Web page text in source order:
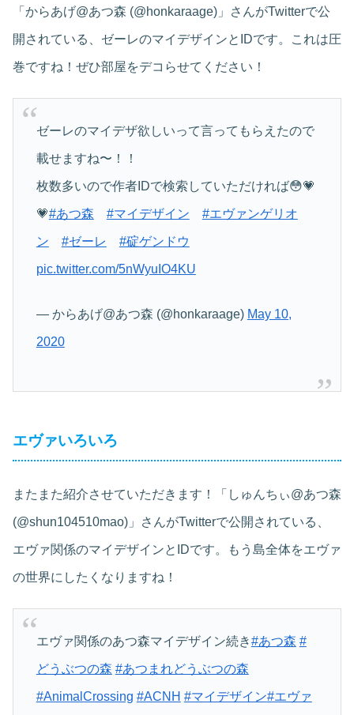
「からあげ@あつ森 (@honkaraage)」さんがTwitterで公
開されている、ゼーレのマイデザインとIDです。これは圧
巻ですね！ぜひ部屋をデコらせてください！
ゼーレのマイデザ欲しいって言ってもらえたので
載せますね〜！！
枚数多いので作者IDで検索していただければ😳💗
💗#あつ森 #マイデザイン #エヴァンゲリオ
ン #ゼーレ #碇ゲンドウ
pic.twitter.com/5nWyuIO4KU
— からあげ@あつ森 (@honkaraage) May 10,
2020
エヴァいろいろ
またまた紹介させていただきます！「しゅんちぃ@あつ森
(@shun104510mao)」さんがTwitterで公開されている、
エヴァ関係のマイデザインとIDです。もう島全体をエヴァ
の世界にしたくなりますね！
エヴァ関係のあつ森マイデザイン続き#あつ森 #
どうぶつの森 #あつまれどうぶつの森
#AnimalCrossing #ACNH #マイデザイン#エヴァ